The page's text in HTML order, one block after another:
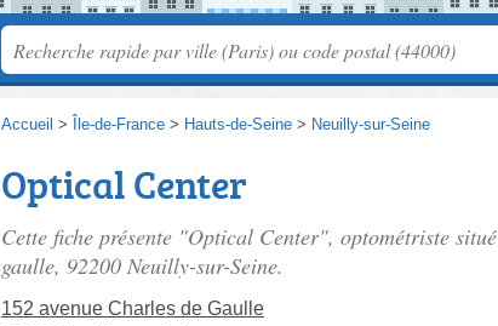
Accueil > Île-de-France > Hauts-de-Seine > Neuilly-sur-Seine
Optical Center
Cette fiche présente "Optical Center", optométriste situé
gaulle, 92200 Neuilly-sur-Seine.
152 avenue Charles de Gaulle